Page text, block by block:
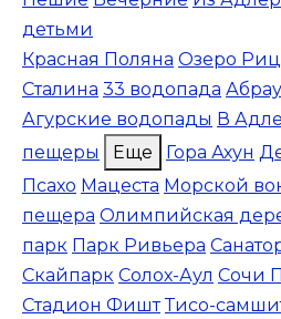
детьми
Красная Поляна Озеро
Сталина 33 водопада
Агурские водопады В
пещеры
Еще Гора Ахун
Псахо Мацеста Морской
пещера Олимпийская
парк Парк Ривьера
Скайпарк Солох-Аул Сочи
Стадион Фишт Тисо-